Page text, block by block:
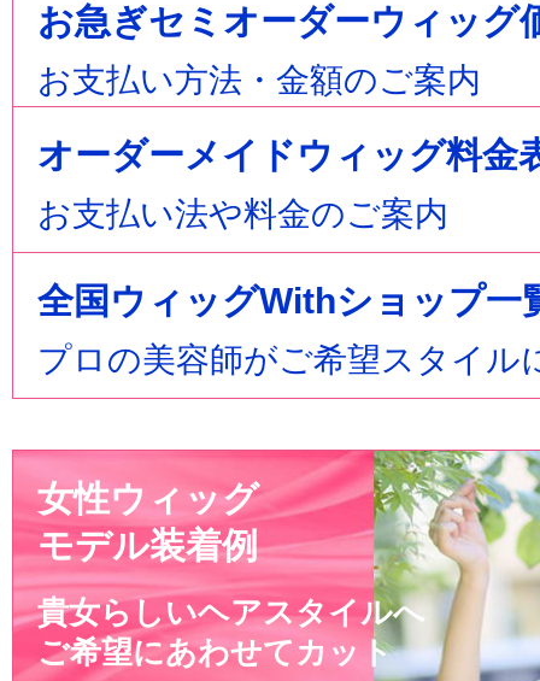
お急ぎセミオーダーウィッグ
お支払い方法・金額のご案内
オーダーメイドウィッグ料金
お支払い法や料金のご案内
全国ウィッグWithショップ一
プロの美容師がご希望スタイル
女性ウィッグ
モデル装着例
貴女らしいヘアスタイルへ
ご希望にあわせてカット